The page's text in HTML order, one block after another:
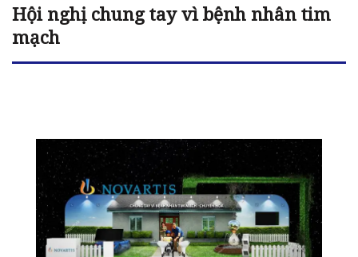
Hội nghị chung tay vì bệnh nhân tim
mạch